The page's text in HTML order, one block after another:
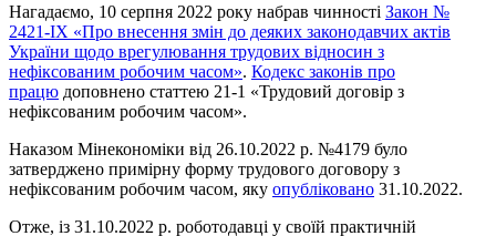
Нагадаємо, 10 серпня 2022 року набрав чинності Закон №
2421-IX «Про внесення змін до деяких законодавчих актів
України щодо врегулювання трудових відносин з
нефіксованим робочим часом». Кодекс законів про
працю доповнено статтею 21-1 «Трудовий договір з
нефіксованим робочим часом».
Наказом Мінекономіки від 26.10.2022 р. №4179 було
затверджено примірну форму трудового договору з
нефіксованим робочим часом, яку опубліковано 31.10.2022.
Отже, із 31.10.2022 р. роботодавці у своїй практичній